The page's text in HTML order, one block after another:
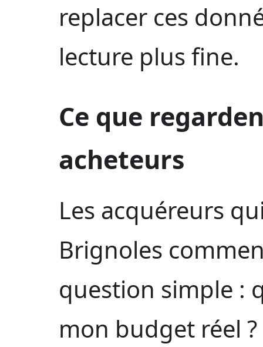
replacer ces
lecture plus fine.
Ce que
acheteurs
Les acquéreurs
Brignoles
question simple :
mon budget réel